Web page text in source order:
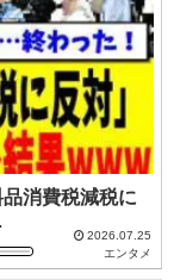
消費税減税に
2026.07.25
エンタメ